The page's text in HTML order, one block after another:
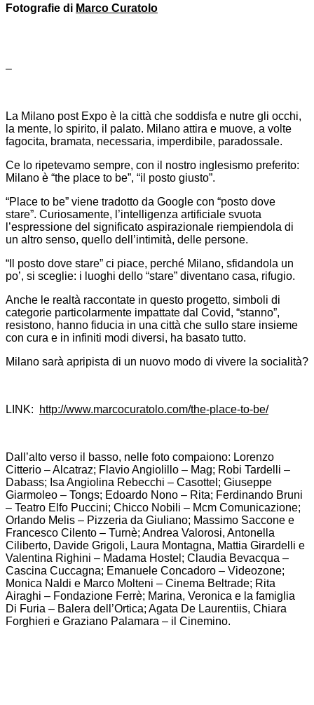
Fotografie di Marco Curatolo
–
La Milano post Expo è la città che soddisfa e nutre gli occhi,
la mente, lo spirito, il palato. Milano attira e muove, a volte
fagocita, bramata, necessaria, imperdibile, paradossale.
Ce lo ripetevamo sempre, con il nostro inglesismo preferito:
Milano è “the place to be”, “il posto giusto”.
“Place to be” viene tradotto da Google con “posto dove
stare”. Curiosamente, l’intelligenza artificiale svuota
l’espressione del significato aspirazionale riempiendola di
un altro senso, quello dell’intimità, delle persone.
“Il posto dove stare” ci piace, perché Milano, sfidandola un
po’, si sceglie: i luoghi dello “stare” diventano casa, rifugio.
Anche le realtà raccontate in questo progetto, simboli di
categorie particolarmente impattate dal Covid, “stanno”,
resistono, hanno fiducia in una città che sullo stare insieme
con cura e in infiniti modi diversi, ha basato tutto.
Milano sarà apripista di un nuovo modo di vivere la socialità?
LINK: http://www.marcocuratolo.com/the-place-to-be/
Dall’alto verso il basso, nelle foto compaiono: Lorenzo
Citterio – Alcatraz; Flavio Angiolillo – Mag; Robi Tardelli –
Dabass; Isa Angiolina Rebecchi – Casottel; Giuseppe
Giarmoleo – Tongs; Edoardo Nono – Rita; Ferdinando Bruni
– Teatro Elfo Puccini; Chicco Nobili – Mcm Comunicazione;
Orlando Melis – Pizzeria da Giuliano; Massimo Saccone e
Francesco Cilento – Turnè; Andrea Valorosi, Antonella
Ciliberto, Davide Grigoli, Laura Montagna, Mattia Girardelli e
Valentina Righini – Madama Hostel; Claudia Bevacqua –
Cascina Cuccagna; Emanuele Concadoro – Videozone;
Monica Naldi e Marco Molteni – Cinema Beltrade; Rita
Airaghi – Fondazione Ferrè; Marina, Veronica e la famiglia
Di Furia – Balera dell’Ortica; Agata De Laurentiis, Chiara
Forghieri e Graziano Palamara – il Cinemino.